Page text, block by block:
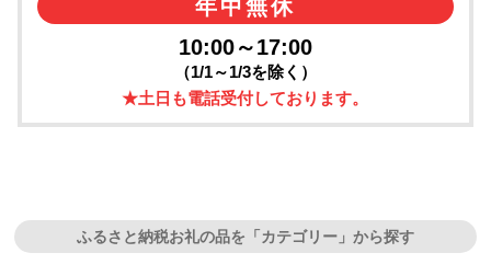
年中無休
10:00～17:00
（1/1～1/3を除く）
★土日も電話受付しております。
ふるさと納税お礼の品を「カテゴリー」から探す